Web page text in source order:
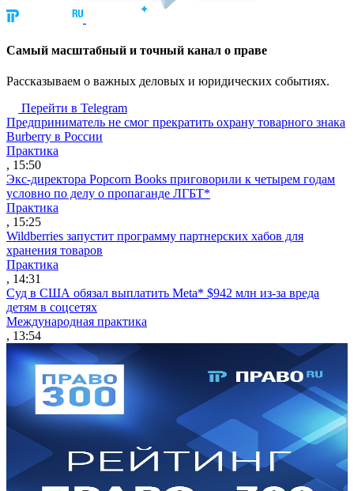
Cамый масштабный и точный канал о праве
Рассказываем о важных деловых и юридических событиях.
Перейти в Telegram
Предприниматель не смог прекратить охрану товарного знака
Burberry в России
Практика
, 15:50
Экс-директора Popcorn Books приговорили к четырем годам
условно по делу о пропаганде ЛГБТ*
Практика
, 15:25
Wildberries запустит программу партнерских хабов для
хранения товаров
Практика
, 14:31
Суд в США обязал выплатить Meta* $942 млн из-за вреда
детям в соцсетях
Международная практика
, 13:54